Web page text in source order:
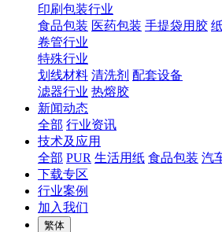
印刷包装行业
食品包装 医药包装 手提袋用胶
卷管行业
特殊行业
划线材料 清洗剂 配套设备
滤器行业 热熔胶
新闻动态
全部 行业资讯
技术及应用
全部 PUR 生活用纸 食品包装 汽
下载专区
行业案例
加入我们
繁体